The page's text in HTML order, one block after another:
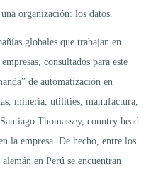
organización: los datos.
globales que trabajan en
consultados para este
de automatización en
minería, utilities, manufactura,
Thomassey, country head
la empresa. De hecho, entre los
en Perú se encuentran